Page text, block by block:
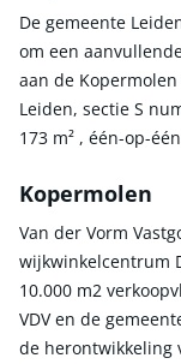
De gemeente
om een
aan de
Leiden, sectie S
173 m² , één-op-
Kopermolen
Van der Vorm
wijkwinkelcentrum
10.000 m2
VDV en de
de herontwikkeling